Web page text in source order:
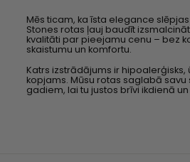
Mēs ticam, ka īsta elegance
Stones rotas ļauj baudīt
kvalitāti par pieejamu cenu – bez
skaistumu un komfortu.
Katrs izstrādājums ir hipoalerģisks,
kopjams. Mūsu rotas saglabā
gadiem, lai tu justos brīvi ikdienā